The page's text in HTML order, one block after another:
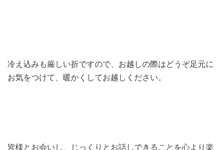
冷え込みも厳しい折ですので、お越しの際はどうぞ足元に
お気をつけて、暖かくしてお越しください。
皆様とお会いし、じっくりとお話しできることを心より楽